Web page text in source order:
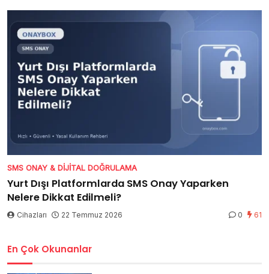
SMS ONAY & DIJITAL DOĞRULAMA
Yurt Dışı Platformlarda SMS Onay Yaparken
Nelere Dikkat Edilmeli?
Cihazları 22 Temmuz 2026 0 61
En Çok Okunanlar